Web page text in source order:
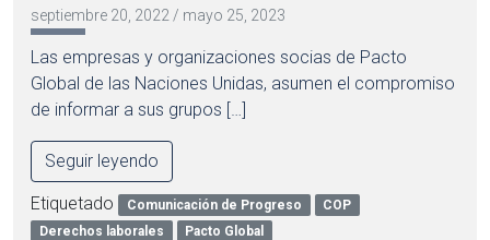
septiembre 20, 2022 / mayo 25, 2023
Las empresas y organizaciones socias de Pacto
Global de las Naciones Unidas, asumen el compromiso
de informar a sus grupos […]
Seguir leyendo
Etiquetado Comunicación de Progreso
COP
Derechos laborales
Pacto Global